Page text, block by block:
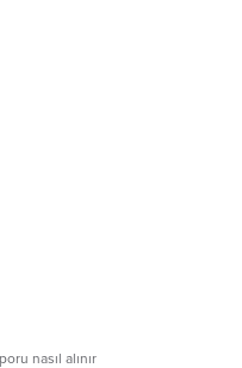
nasıl alınır